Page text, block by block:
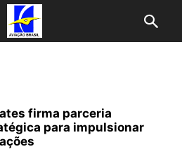
firma parceria
para impulsionar